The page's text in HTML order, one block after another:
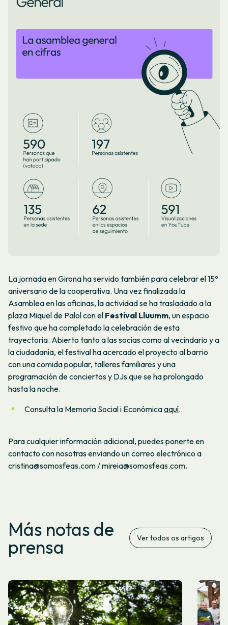
La jornada en Girona ha servido también para celebrar el 15º
aniversario de la cooperativa. Una vez finalizada la
Asamblea en las oficinas, la actividad se ha trasladado a la
plaza Miquel de Palol con el Festival Lluumm, un espacio
festivo que ha completado la celebración de esta
trayectoria. Abierto tanto a las socias como al vecindario y a
la ciudadanía, el festival ha acercado el proyecto al barrio
con una comida popular, talleres familiares y una
programación de conciertos y DJs que se ha prolongado
hasta la noche.
Consulta la Memoria Social i Económicaaquí.
Para cualquier información adicional, puedes ponerte en
contacto con nosotras enviando un correo electrónico a
cristina@somosfeas.com / mireia@somosfeas.com.
Más notas de
prensa Ver todos os artigos